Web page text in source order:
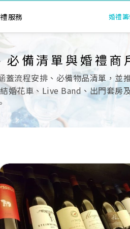
服務 婚禮
備清單與婚禮商
流程安排、必備物品清單，
花車、Live Band、出門套房
Previous